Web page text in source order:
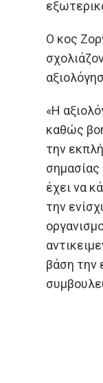
Ο κος
«Η
καθώς
την
έχει να
την
βάση την